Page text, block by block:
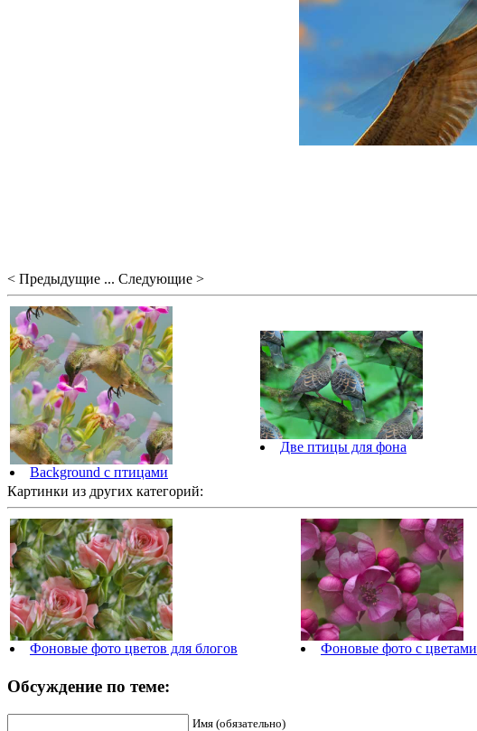
< Предыдущие ... Следующие >
Background с птицами
Две птицы для фона
Картинки из других категорий:
Фоновые фото цветов для блогов Фоновые фото с цветами
Обсуждение по теме:
Имя (обязательно)